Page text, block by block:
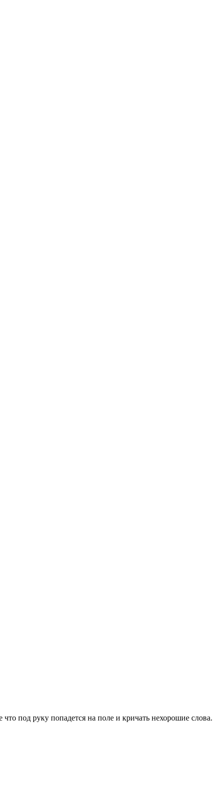
под руку попадется на поле и кричать нехорошие слова.